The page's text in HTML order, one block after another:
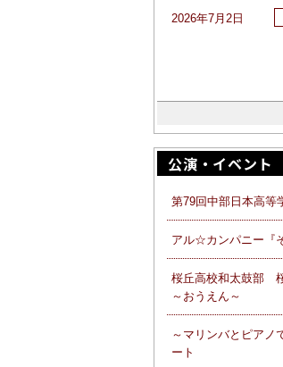
2026年7月2日
公演・イベント
第79回中部日本高等
アル☆カンパニー『
桜丘高校和太鼓部
～おうえん～
～マリンバとピア
ート